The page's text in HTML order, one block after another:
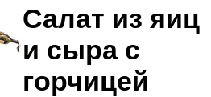
Салат из яиц
и сыра с
горчицей